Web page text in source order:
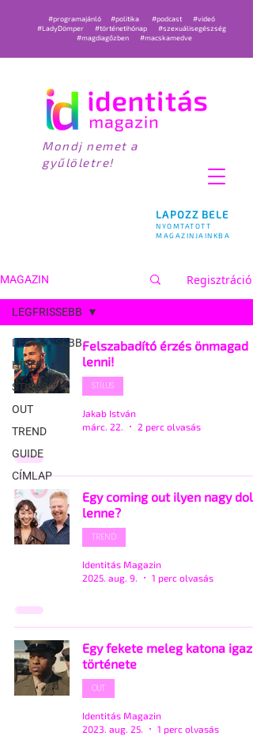
LAPOZZ BELE
NYOMTATOTT
MAGAZINJAINKBA
#programajánló #politika #podcast
#videó
#LadyDömper
#történetihónap
#szexuálisegészség
#magdiagőzben
#macskamedve
Mondj nemet a
gyűlöletre!
MAGAZIN Regisztráció
LEGFRISSEBB
HÍREK
STÍLUS
OUT
TREND
GUIDE
CÍMLAP
LEGFRISSEBB
Felszabadító érzés önmagad
lenni!
STÍLUS
Jakab István
márc. 22.
2 perc olvasás
Egy coming out ilyen nagy
lenne?
TREND
Identitás Magazin
2025. aug. 9.
1 perc olvasás
Egy fekete meleg katona igaz
története
OUT
Identitás Magazin
2023. aug. 25.
1 perc olvasás